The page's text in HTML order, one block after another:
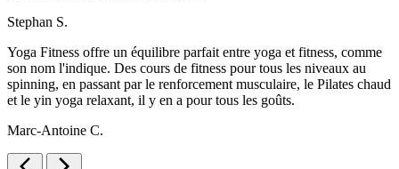
Stephan S.
Yoga Fitness offre un équilibre parfait entre yoga et fitness, comme
son nom l'indique. Des cours de fitness pour tous les niveaux au
spinning, en passant par le renforcement musculaire, le Pilates chaud
et le yin yoga relaxant, il y en a pour tous les goûts.
Marc-Antoine C.